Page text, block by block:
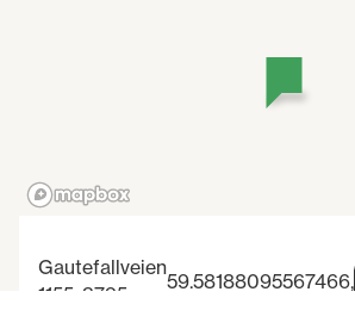
Gautefallveien
1155, 3795
59.58188095567466,